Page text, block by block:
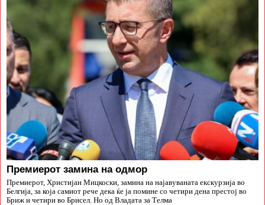
Премиерот замина на одмор
Премиерот, Христијан Мицкоски, замина на најавуваната екскурзија во
Белгија, за која самиот рече дека ќе ја помине со четири дена престој во
Бриж и четири во Брисел. Но од Владата за Телма